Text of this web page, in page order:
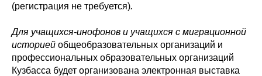
(регистрация не требуется).
Для учащихся-инофонов и учащихся с миграционной
историей общеобразовательных организаций и
профессиональных образовательных организаций
Кузбасса будет организована электронная выставка